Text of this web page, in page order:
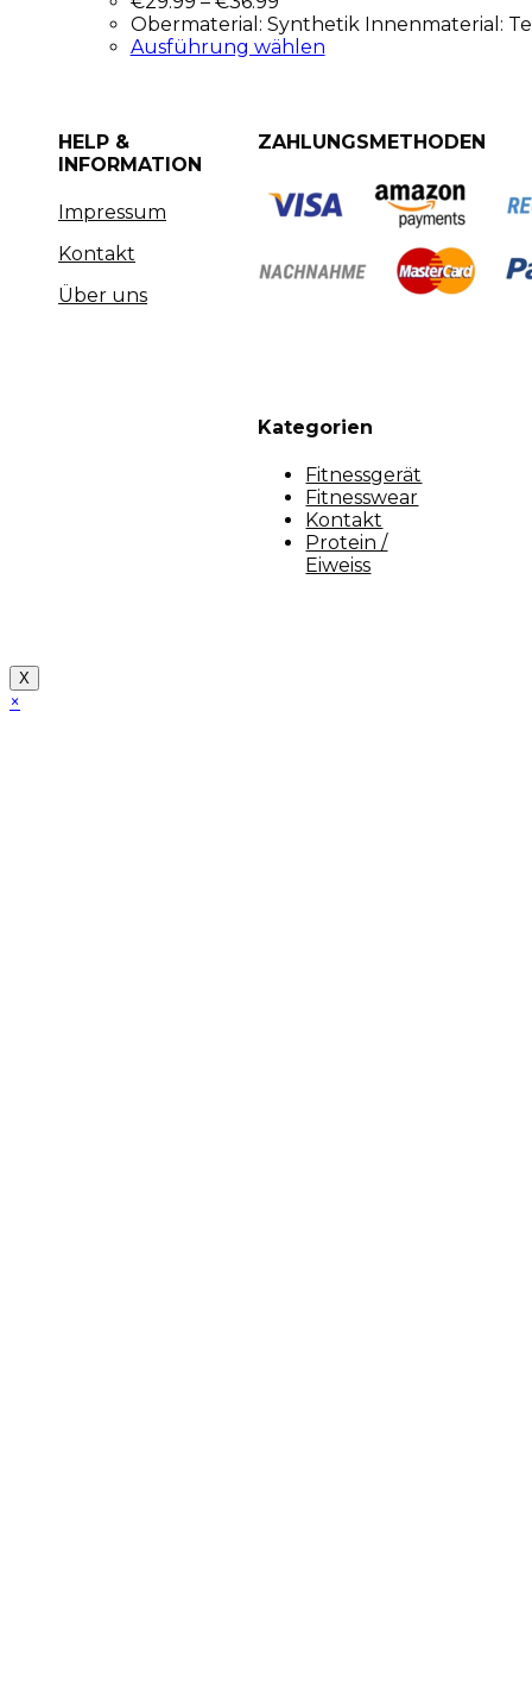
Obermaterial: Synthetik Innenmaterial:
Ausführung wählen
HELP &
INFORMATION
Impressum
Kontakt
Über uns
ZAHLUNGSMETHODEN
Kategorien
Fitnessgerät
Fitnesswear
Kontakt
Protein /
Eiweiss
X
×